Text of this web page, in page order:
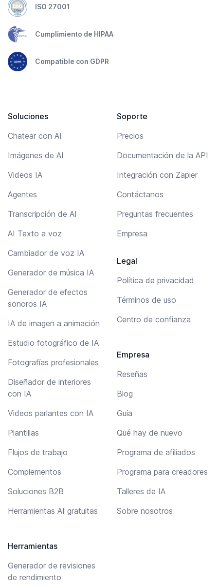
ISO 27001
Cumplimiento de HIPAA
Compatible con GDPR
Soluciones
Chatear con AI
Imágenes de AI
Videos IA
Agentes
Transcripción de AI
AI Texto a voz
Cambiador de voz IA
Generador de música IA
Generador de efectos
sonoros IA
IA de imagen a animación
Estudio fotográfico de IA
Fotografías profesionales
Diseñador de interiores
con IA
Videos parlantes con IA
Plantillas
Flujos de trabajo
Complementos
Soluciones B2B
Herramientas AI gratuitas
Herramientas
Generador de revisiones
de rendimiento
Soporte
Precios
Documentación de la API
Integración con Zapier
Contáctanos
Preguntas frecuentes
Empresa
Legal
Política de privacidad
Términos de uso
Centro de confianza
Empresa
Reseñas
Blog
Guía
Qué hay de nuevo
Programa de afiliados
Programa para creadores
Talleres de IA
Sobre nosotros